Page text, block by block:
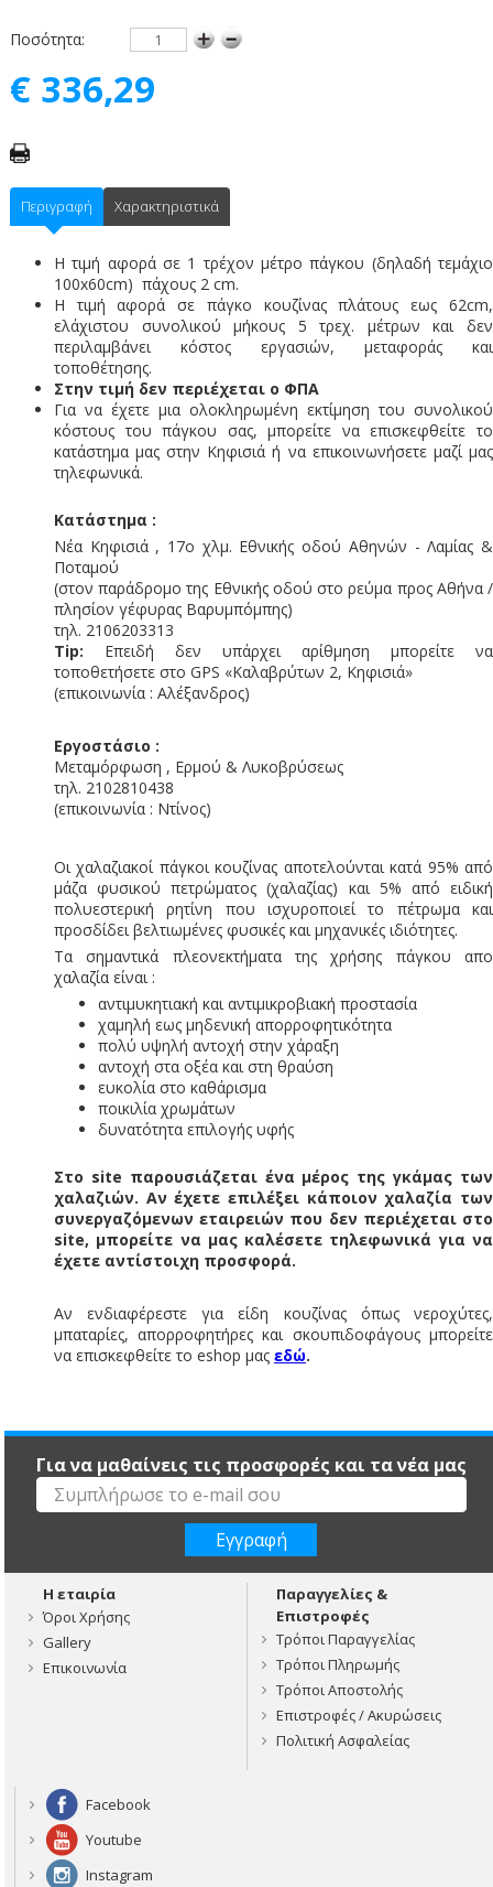
Ποσότητα:
€ 336,29
Περιγραφή Χαρακτηριστικά
Η τιμή αφορά σε 1 τρέχον μέτρο πάγκου (δηλαδή τεμάχιο
100x60cm) πάχους 2 cm.
Η τιμή αφορά σε πάγκο κουζίνας πλάτους εως 62cm,
ελάχιστου συνολικού μήκους 5 τρεχ. μέτρων και δεν
περιλαμβάνει κόστος εργασιών, μεταφοράς και
τοποθέτησης.
Στην τιμή δεν περιέχεται ο ΦΠΑ
Για να έχετε μια ολοκληρωμένη εκτίμηση του συνολικού
κόστους του πάγκου σας, μπορείτε να επισκεφθείτε το
κατάστημα μας στην Κηφισιά ή να επικοινωνήσετε μαζί μας
τηλεφωνικά.
Κατάστημα :
Νέα Κηφισιά , 17ο χλμ. Εθνικής οδού Αθηνών - Λαμίας &
Ποταμού
(στον παράδρομο της Εθνικής οδού στο ρεύμα προς Αθήνα /
πλησίον γέφυρας Βαρυμπόμπης)
τηλ. 2106203313
Tip: Επειδή δεν υπάρχει αρίθμηση μπορείτε να
τοποθετήσετε στο GPS «Καλαβρύτων 2, Κηφισιά»
(επικοινωνία : Αλέξανδρος)
Eργοστάσιο :
Μεταμόρφωση , Ερμού & Λυκοβρύσεως
τηλ. 2102810438
(επικοινωνία : Ντίνος)
Οι χαλαζιακοί πάγκοι κουζίνας αποτελούνται κατά 95% από
μάζα φυσικού πετρώματος (χαλαζίας) και 5% από ειδική
πολυεστερική ρητίνη που ισχυροποιεί το πέτρωμα και
προσδίδει βελτιωμένες φυσικές και μηχανικές ιδιότητες.
Τα σημαντικά πλεονεκτήματα της χρήσης πάγκου απο
χαλαζία είναι :
αντιμυκητιακή και αντιμικροβιακή προστασία
χαμηλή εως μηδενική απορροφητικότητα
πολύ υψηλή αντοχή στην χάραξη
αντοχή στα οξέα και στη θραύση
ευκολία στο καθάρισμα
ποικιλία χρωμάτων
δυνατότητα επιλογής υφής
Στο site παρουσιάζεται ένα μέρος της γκάμας των
χαλαζιών. Αν έχετε επιλέξει κάποιον χαλαζία των
συνεργαζόμενων εταιρειών που δεν περιέχεται στο
site, μπορείτε να μας καλέσετε τηλεφωνικά για να
έχετε αντίστοιχη προσφορά.
Αν ενδιαφέρεστε για είδη κουζίνας όπως νεροχύτες,
μπαταρίες, απορροφητήρες και σκουπιδοφάγους μπορείτε
να επισκεφθείτε το eshop μας εδώ.
Για να μαθαίνεις τις προσφορές και τα νέα μας
Η εταιρία
Όροι Χρήσης
Gallery
Επικοινωνία
Παραγγελίες &
Επιστροφές
Τρόποι Παραγγελίας
Τρόποι Πληρωμής
Τρόποι Αποστολής
Επιστροφές / Ακυρώσεις
Πολιτική Ασφαλείας
Facebook
Youtube
Instagram